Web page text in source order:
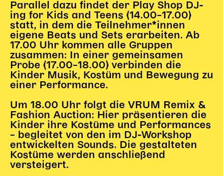
Kulturpatenschaft
Partner*innen
20 Jahre Dschungel Wien
SERVICE
Karten + Preise
Vermietung
Café
Newsletter
SPENDEN + FÖRDERN
Parallel dazu findet der Play Shop DJ-
ing for Kids and Teens (14.00–17.00)
statt, in dem die Teilnehmer*innen
eigene Beats und Sets erarbeiten. Ab
17.00 Uhr kommen alle Gruppen
zusammen: In einer gemeinsamen
Probe (17.00–18.00) verbinden die
Kinder Musik, Kostüm und Bewegung zu
einer Performance.
Um 18.00 Uhr folgt die VRUM Remix &
Fashion Auction: Hier präsentieren die
Kinder ihre Kostüme und Performances
– begleitet von den im DJ-Workshop
entwickelten Sounds. Die gestalteten
Kostüme werden anschließend
versteigert.